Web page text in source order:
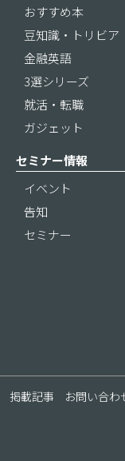
おすすめ本
豆知識・トリビア
金融英語
3選シリーズ
就活・転職
ガジェット
セミナー情報
イベント
告知
セミナー
掲載記事
お問い合わ